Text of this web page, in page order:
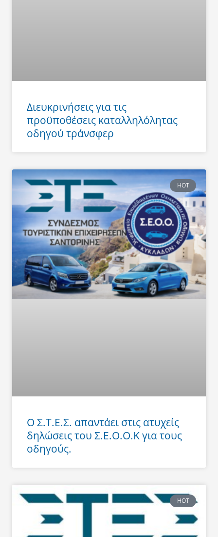
Διευκρινήσεις για τις
προϋποθέσεις καταλληλόλητας
οδηγού τράνσφερ
HOT
Ο Σ.Τ.Ε.Σ. απαντάει στις ατυχείς
δηλώσεις του Σ.Ε.Ο.Ο.Κ για τους
οδηγούς.
HOT